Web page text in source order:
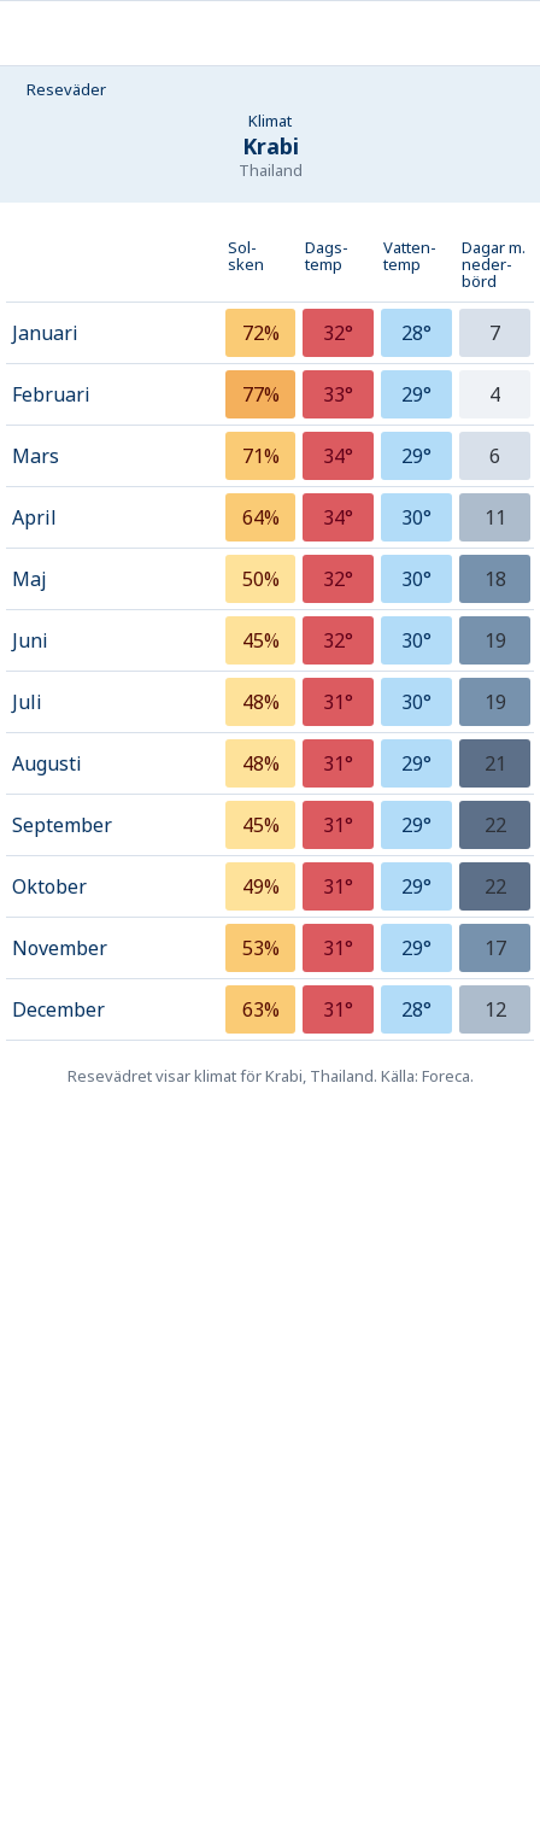
Reseväder
Klimat
Krabi
Thailand
Sol-
sken
Dags-
temp
Vatten-
temp
Dagar m.
neder­
börd
Januari 72% 32° 28° 7
Februari 77% 33° 29° 4
Mars 71% 34° 29° 6
April 64% 34° 30° 11
Maj 50% 32° 30° 18
Juni 45% 32° 30° 19
Juli 48% 31° 30° 19
Augusti 48% 31° 29° 21
September 45% 31° 29° 22
Oktober 49% 31° 29° 22
November 53% 31° 29° 17
December 63% 31° 28° 12
Resevädret visar klimat för Krabi, Thailand. Källa: Foreca.